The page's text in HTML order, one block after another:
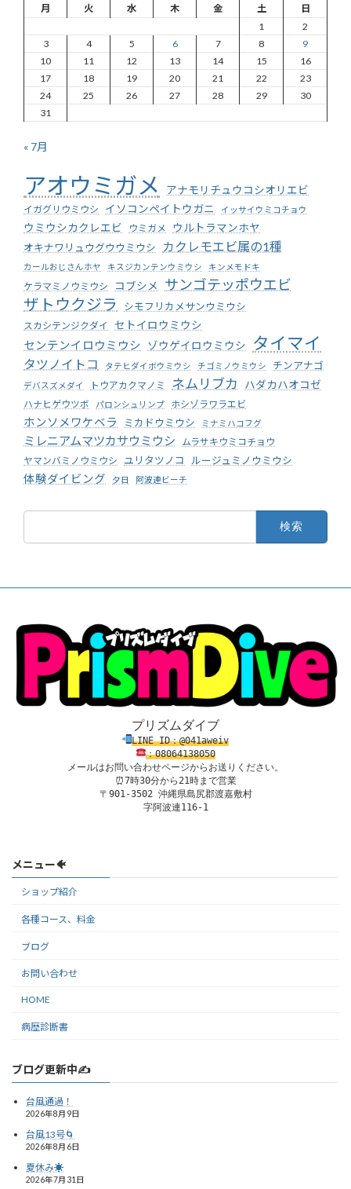
月 火 水 木 金 土
日
1
2
3
4 5 6 7 8
9
10
11 12 13 14 15
16
17
18 19 20 21 22
23
24
25 26 27 28 29
30
31
« 7月
アオウミガメ アナモリチュウコシオリエビ
イガグリウミウシ イソコンペイトウガニ イッサイウミコチョウ
ウミウシカクレエビ ウミガメ
ウルトラマンホヤ
オキナワリュウグウウミウシ
カクレモエビ属の1種
カールおじさんホヤ キスジカンテンウミウシ キンメモドキ
ケラマミノウミウシ コブシメ サンゴテッポウエビ
ザトウクジラ シモフリカメサンウミウシ
スカシテンジクダイ セトイロウミウシ
センテンイロウミウシ ゾウゲイロウミウシ タイマイ
タツノイトコ タテヒダイボウミウシ チゴミノウミウシ チンアナゴ
デバスズメダイ トウアカクマノミ ネムリブカ ハダカハオコゼ
ハナヒゲウツボ パロンシュリンプ ホシゾラワラエビ
ホンソメワケベラ ミカドウミウシ ミナミハコフグ
ミレニアムマツカサウミウシ
ムラサキウミコチョウ
ヤマンバミノウミウシ
ユリタツノコ ルージュミノウミウシ
体験ダイビング 夕日 阿波連ビーチ
プリズムダイブ
LINE ID：@041aweiv
：08064138050
メールはお問い合わせページからお送りください。
⏰7時30分から21時まで営業
〒901-3502 沖縄県島尻郡渡嘉敷村
字阿波連116-1
メニュー🐠
ショップ紹介
各種コース、料金
ブログ
お問い合わせ
HOME
病歴診断書
ブログ更新中✍️
台風通過！
2026年8月9日
台風13号🌀
2026年8月6日
夏休み☀️
2026年7月31日